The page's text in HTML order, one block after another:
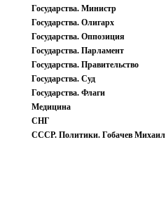
Государства. Министр
Государства. Олигарх
Государства. Оппозиция
Государства. Парламент
Государства. Правительство
Государства. Суд
Государства. Флаги
Медицина
СНГ
СССР. Политики. Гобачев Михаил